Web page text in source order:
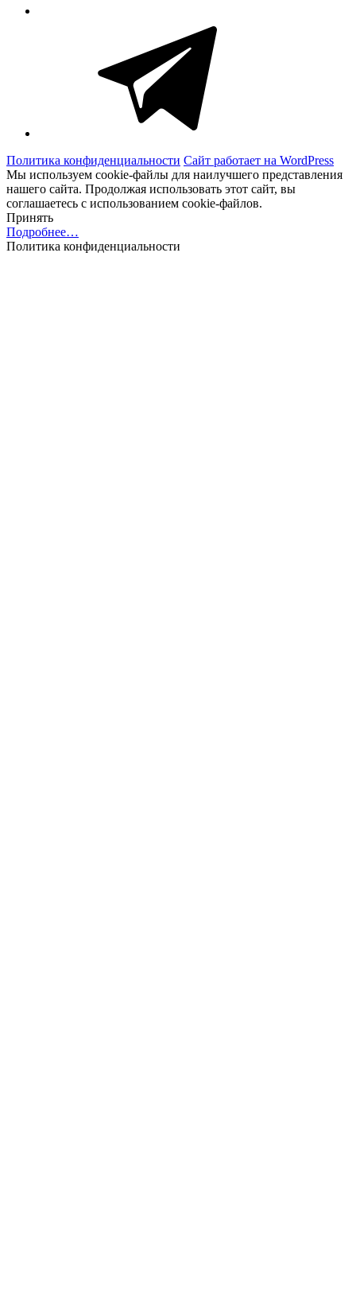
Политика конфиденциальности Сайт работает на WordPress
Мы используем cookie-файлы для наилучшего представления
нашего сайта. Продолжая использовать этот сайт, вы
соглашаетесь с использованием cookie-файлов.
Принять
Подробнее…
Политика конфиденциальности